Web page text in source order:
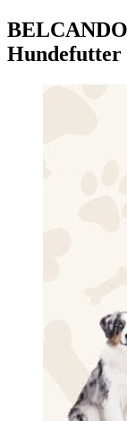
Hundefutter